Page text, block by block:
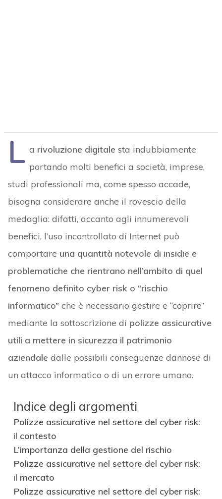
L a rivoluzione digitale sta indubbiamente
portando molti benefici a società, imprese,
studi professionali ma, come spesso accade,
bisogna considerare anche il rovescio della
medaglia: difatti, accanto agli innumerevoli
benefici, l’uso incontrollato di Internet può
comportare una quantità notevole di insidie e
problematiche che rientrano nell’ambito di quel
fenomeno definito cyber risk o “rischio
informatico” che è necessario gestire e “coprire”
mediante la sottoscrizione di polizze assicurative
utili a mettere in sicurezza il patrimonio
aziendale dalle possibili conseguenze dannose di
un attacco informatico o di un errore umano.
Indice degli argomenti
Polizze assicurative nel settore del cyber risk:
il contesto
L’importanza della gestione del rischio
Polizze assicurative nel settore del cyber risk:
il mercato
Polizze assicurative nel settore del cyber risk: